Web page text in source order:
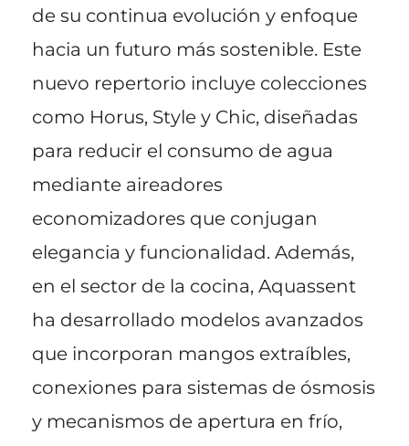
de su continua evolución y enfoque
hacia un futuro más sostenible. Este
nuevo repertorio incluye colecciones
como Horus, Style y Chic, diseñadas
para reducir el consumo de agua
mediante aireadores
economizadores que conjugan
elegancia y funcionalidad. Además,
en el sector de la cocina, Aquassent
ha desarrollado modelos avanzados
que incorporan mangos extraíbles,
conexiones para sistemas de ósmosis
y mecanismos de apertura en frío,